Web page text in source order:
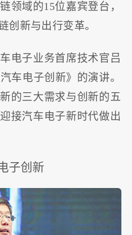
领域的15位嘉宾登台，
创新与出行变革。
电子业务首席技术官吕
车电子创新》的演讲。
的三大需求与创新的五
接汽车电子新时代做出
子创新